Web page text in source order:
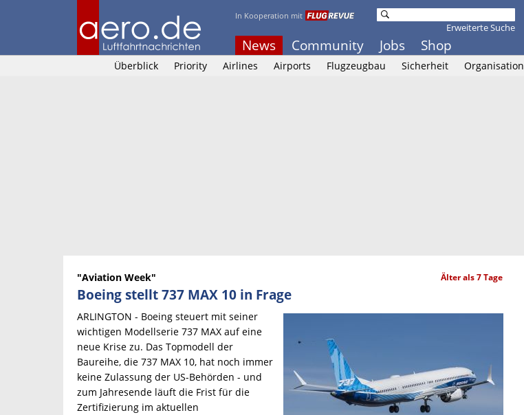
In Kooperation mit
News Community Jobs Shop
Erweiterte Suche
Überblick Priority Airlines Airports Flugzeugbau Sicherheit Organisation
"Aviation Week" Älter als 7 Tage
Boeing stellt 737 MAX 10 in Frage
ARLINGTON - Boeing steuert mit seiner
wichtigen Modellserie 737 MAX auf eine
neue Krise zu. Das Topmodell der
Baureihe, die 737 MAX 10, hat noch immer
keine Zulassung der US-Behörden - und
zum Jahresende läuft die Frist für die
Zertifizierung im aktuellen